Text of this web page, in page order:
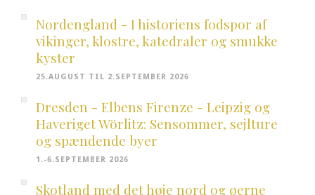
Nordengland - I historiens fodspor af
vikinger, klostre, katedraler og smukke
kyster
25.AUGUST TIL 2.SEPTEMBER 2026
Dresden - Elbens Firenze - Leipzig og
Haveriget Wörlitz: Sensommer, sejlture
og spændende byer
1.-6.SEPTEMBER 2026
Skotland med det høje nord og øerne